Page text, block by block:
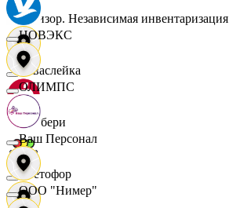
Ревизор. Независимая инвентаризация
Саваслейка
Самбери
Светофор
НОВЭКС
ОЛИМПС
Ваш Персонал
ООО "Нимер"